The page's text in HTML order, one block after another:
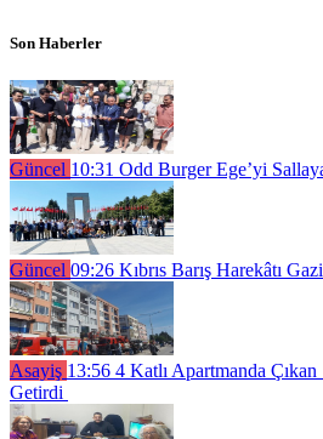
Son Haberler
Güncel 10:31 Odd Burger Ege’yi
Güncel 09:26 Kıbrıs Barış Harekâtı
Asayiş 13:56 4 Katlı Apartmanda
Getirdi